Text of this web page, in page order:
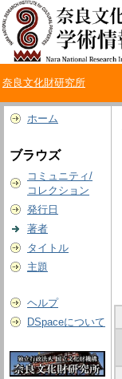
奈良文化財研究所
ホーム
ブラウズ
コミュニティ/
コレクション
発行日
著者
タイトル
主題
ヘルプ
DSpaceについて